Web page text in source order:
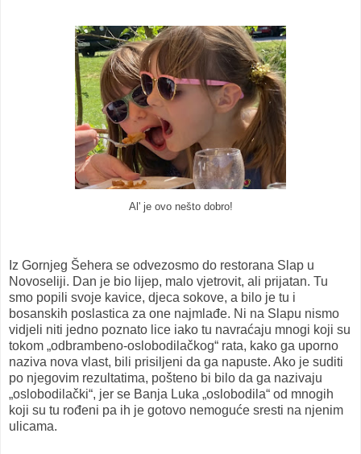
Al' je ovo nešto dobro!
Iz Gornjeg Šehera se odvezosmo do restorana Slap u
Novoseliji. Dan je bio lijep, malo vjetrovit, ali prijatan. Tu
smo popili svoje kavice, djeca sokove, a bilo je tu i
bosanskih poslastica za one najmlađe. Ni na Slapu nismo
vidjeli niti jedno poznato lice iako tu navraćaju mnogi koji su
tokom „odbrambeno-oslobodilačkog“ rata, kako ga uporno
naziva nova vlast, bili prisiljeni da ga napuste. Ako je suditi
po njegovim rezultatima, pošteno bi bilo da ga nazivaju
„oslobodilački“, jer se Banja Luka „oslobodila“ od mnogih
koji su tu rođeni pa ih je gotovo nemoguće sresti na njenim
ulicama.